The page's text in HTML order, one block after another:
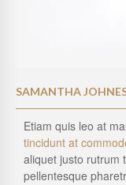
SAMANTHA
Etiam quis leo at
tincidunt at
aliquet justo rutrum
pellentesque